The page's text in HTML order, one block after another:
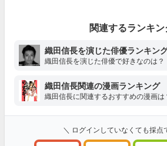
関連するランキン
織田信長を演じた俳優ランキン
織田信長を演じた俳優で好きなのは？
織田信長関連の漫画ランキング
織田信長に関連するおすすめの漫画は
＼ ログインしていなくても採点